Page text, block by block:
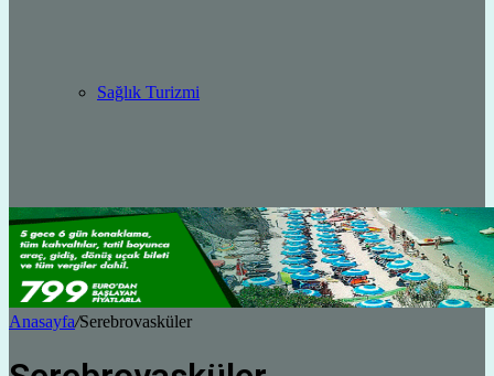
Sağlık Turizmi
Anasayfa/Serebrovasküler